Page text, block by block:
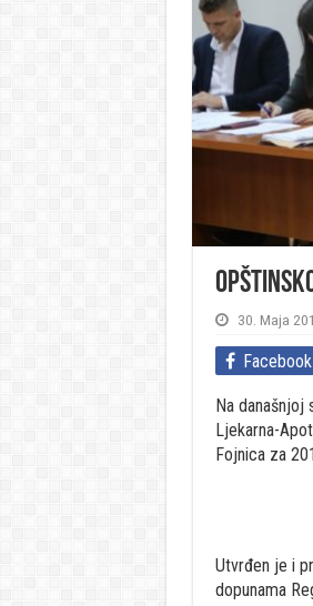
30. Maja
Facebook
Na današnjoj
Ljekarna-
Fojnica za
Utvrđen je i
dopunama